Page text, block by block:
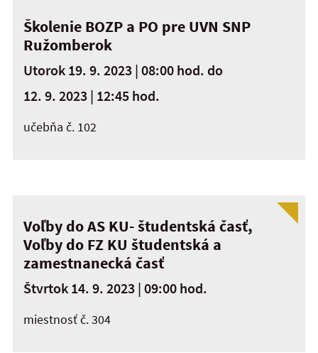
Školenie BOZP a PO pre UVN SNP
Ružomberok
Utorok 19. 9. 2023 | 08:00 hod. do
12. 9. 2023 | 12:45 hod.
učebňa č. 102
Voľby do AS KU- študentská časť,
Voľby do FZ KU študentská a
zamestnanecká časť
Štvrtok 14. 9. 2023 | 09:00 hod.
miestnosť č. 304